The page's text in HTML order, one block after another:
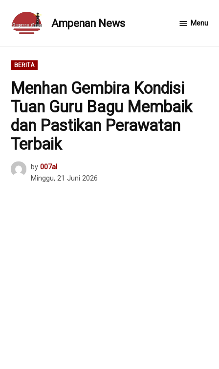
content
Ampenan News Menu
POSTED
IN
BERITA
Menhan Gembira Kondisi
Tuan Guru Bagu Membaik
dan Pastikan Perawatan
Terbaik
by 007al
Minggu, 21 Juni 2026